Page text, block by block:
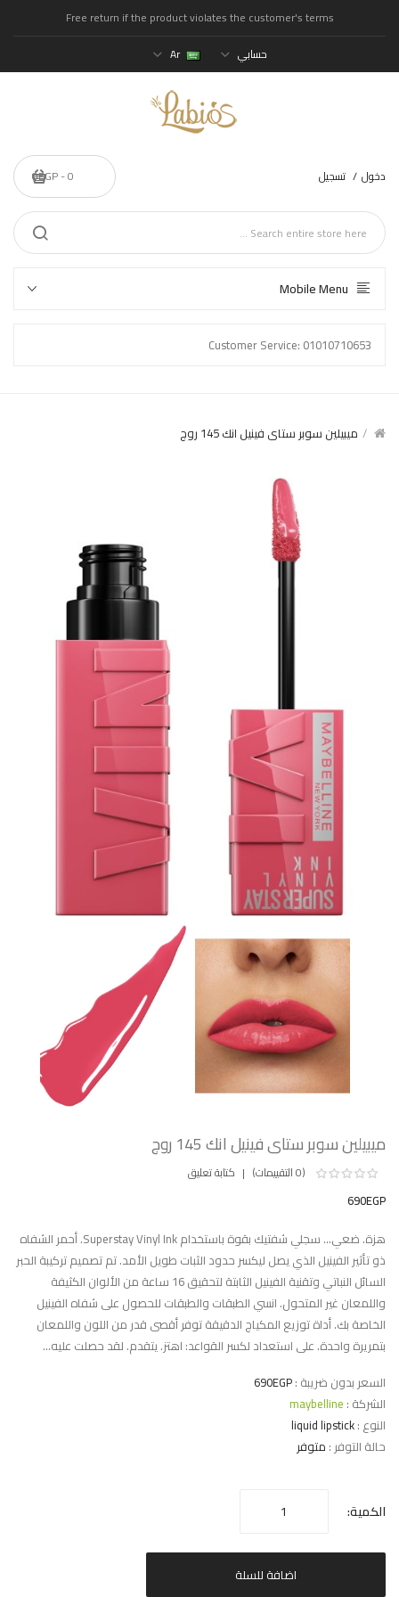
Free return if the product violates the customer's terms
حسابي
Ar
دخول تسجيل 0 - 0EGP
Mobile Menu
Customer Service: 01010710653
ميبيلين سوبر ستاى فينيل انك 145 روج
ميبيلين سوبر ستاى فينيل انك 145 روج
(0 التقييمات) كتابة تعليق
690EGP
هزة. ضعي... سجلي شفتيك بقوة باستخدام Superstay Vinyl Ink. أحمر الشفاه
ذو تأثير الفينيل الذي يصل ليكسر حدود الثبات طويل الأمد. تم تصميم تركيبة الحبر
السائل النباتي وتقنية الفينيل الثابتة لتحقيق 16 ساعة من الألوان الكثيفة
واللمعان غير المتحول. انسي الطبقات والطبقات للحصول على شفاه الفينيل
الخاصة بك. أداة توزيع المكياج الدقيقة توفر أقصى قدر من اللون واللمعان
بتمريرة واحدة. على استعداد لكسر القواعد: اهتز. يتقدم. لقد حصلت عليه...
السعر بدون ضريبة :690EGP
الشركة : maybelline
النوع :liquid lipstick
حالة التوفر : متوفر
الكمية:
اضافة للسلة